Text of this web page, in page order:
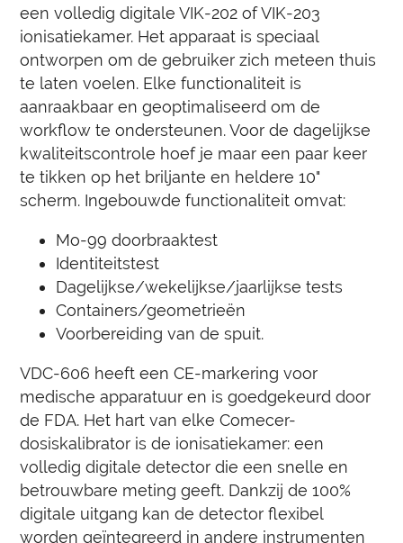
een volledig digitale VIK-202 of VIK-203
ionisatiekamer. Het apparaat is speciaal
ontworpen om de gebruiker zich meteen thuis
te laten voelen. Elke functionaliteit is
aanraakbaar en geoptimaliseerd om de
workflow te ondersteunen. Voor de dagelijkse
kwaliteitscontrole hoef je maar een paar keer
te tikken op het briljante en heldere 10"
scherm. Ingebouwde functionaliteit omvat:
Mo-99 doorbraaktest
Identiteitstest
Dagelijkse/wekelijkse/jaarlijkse tests
Containers/geometrieën
Voorbereiding van de spuit.
VDC-606 heeft een CE-markering voor
medische apparatuur en is goedgekeurd door
de FDA. Het hart van elke Comecer-
dosiskalibrator is de ionisatiekamer: een
volledig digitale detector die een snelle en
betrouwbare meting geeft. Dankzij de 100%
digitale uitgang kan de detector flexibel
worden geïntegreerd in andere instrumenten